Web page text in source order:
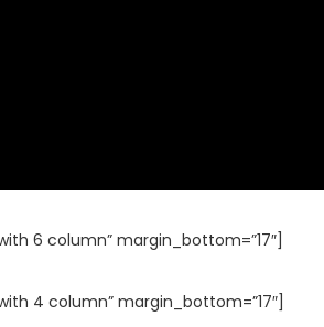
6 column” margin_bottom=”17″]
4 column” margin_bottom=”17″]